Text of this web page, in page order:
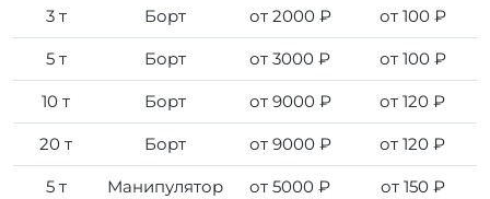
3 т Борт от 2000 ₽ от 100 ₽
5 т Борт от 3000 ₽ от 100 ₽
10 т Борт от 9000 ₽ от 120 ₽
20 т Борт от 9000 ₽ от 120 ₽
5 т Манипулятор от 5000 ₽ от 150 ₽